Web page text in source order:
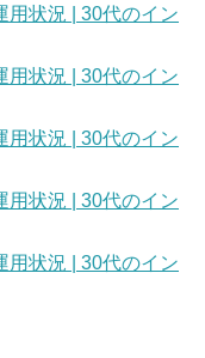
用状況 | 30代のイン
用状況 | 30代のイン
用状況 | 30代のイン
用状況 | 30代のイン
用状況 | 30代のイン